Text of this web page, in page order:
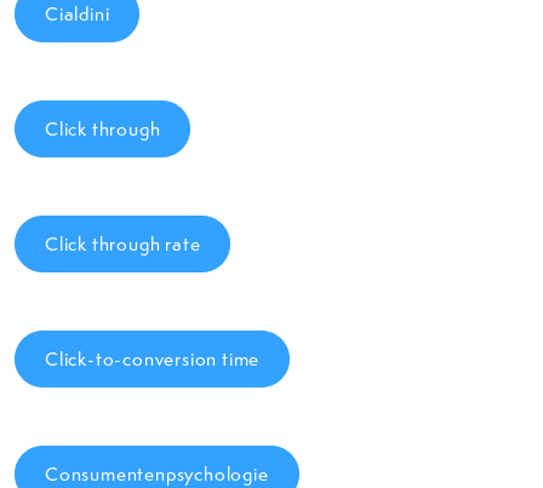
Cialdini
Click through
Click through rate
Click-to-conversion time
Consumentenpsychologie